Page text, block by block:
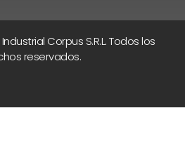
Corpus S.R.L. Todos los
reservados.